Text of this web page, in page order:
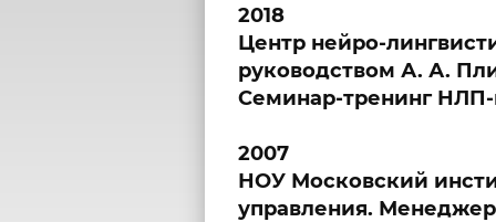
2018
Центр нейро-
руководством А. А.
Семинар-тренинг НЛП-
2007
НОУ Московский
управления. Менеджер